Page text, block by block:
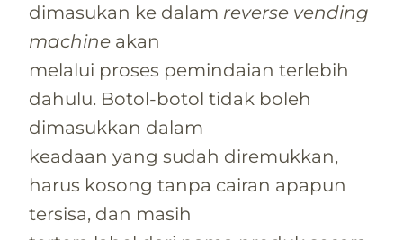
dimasukan ke dalam reverse vending
machine akan
melalui proses pemindaian terlebih
dahulu. Botol-botol tidak boleh
dimasukkan dalam
keadaan yang sudah diremukkan,
harus kosong tanpa cairan apapun
tersisa, dan masih